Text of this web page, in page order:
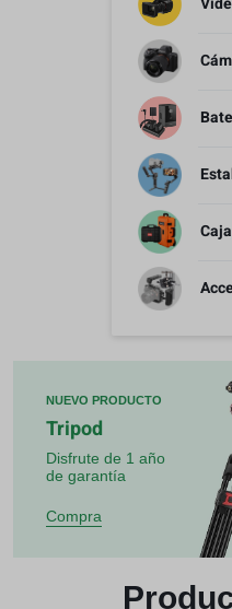
NUEVO PRODUCTO
Tripod
Disfrute de 1 año
de garantía
Compra